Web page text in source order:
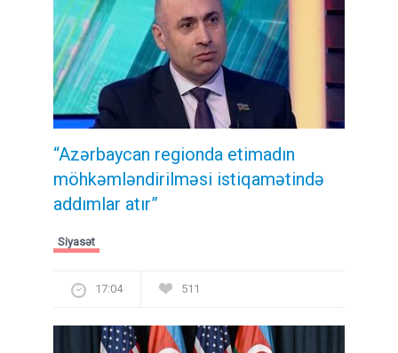
“Azərbaycan regionda etimadın
möhkəmləndirilməsi istiqamətində
addımlar atır”
Siyasət
17:04 511